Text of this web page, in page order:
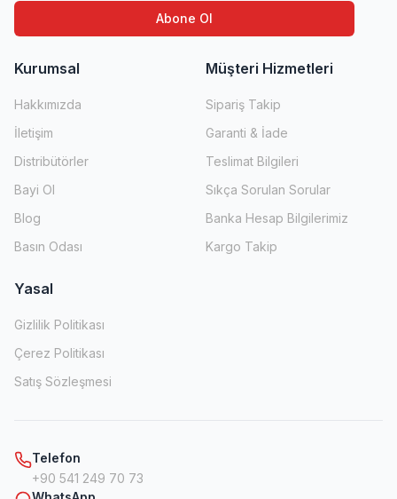
Abone Ol
Kurumsal
Hakkımızda
İletişim
Distribütörler
Bayi Ol
Blog
Basın Odası
Müşteri Hizmetleri
Sipariş Takip
Garanti & İade
Teslimat Bilgileri
Sıkça Sorulan Sorular
Banka Hesap Bilgilerimiz
Kargo Takip
Yasal
Gizlilik Politikası
Çerez Politikası
Satış Sözleşmesi
Telefon
+90 541 249 70 73